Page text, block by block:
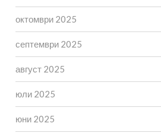
октомври 2025
септември 2025
август 2025
юли 2025
юни 2025